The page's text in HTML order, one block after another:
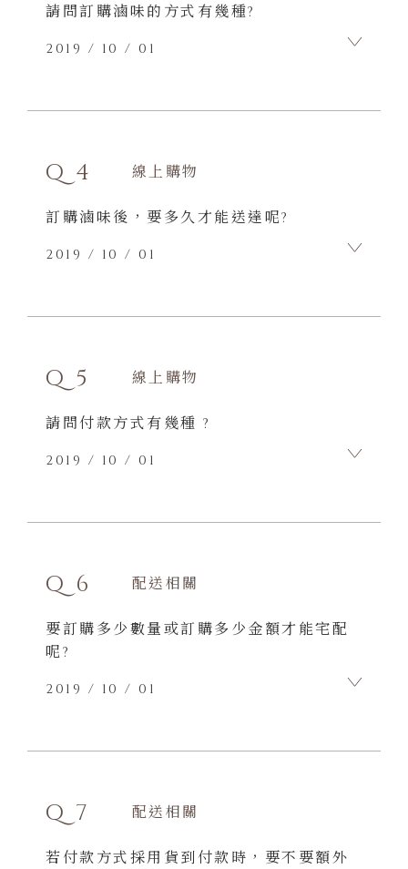
請問訂購滷味的方式有幾種?
2019 / 10 / 01
直接撥電話 04-2223-0407 訂購。
【傳真訂購】
將訂購單傳真至 04-2227-0587 後，
再撥 04-2223-0407 確認。
【網路訂購】
況。
在本店門市填寫訂購單，並直接付清
商品款項。
Q4 線上購物
訂購滷味後，要多久才能送達呢?
2019 / 10 / 01
貨。
到貨日期：星期二~星期六（星期一、日無
送達時段：共二個時段供您選擇，分別為
Q5 線上購物
請問付款方式有幾種 ?
2019 / 10 / 01
貨品由宅急便公司送到你府上時，才
把貨款交給宅急便人員收取即可。
【網路/ATM 轉帳】
轉帳完成後，請把轉帳帳號後五碼回
位即可。
寄送至府上。
Q6 配送相關
要訂購多少數量或訂購多少金額才能宅配
呢?
2019 / 10 / 01
量，都可以宅配到家。
Q7 配送相關
若付款方式採用貨到付款時，要不要額外